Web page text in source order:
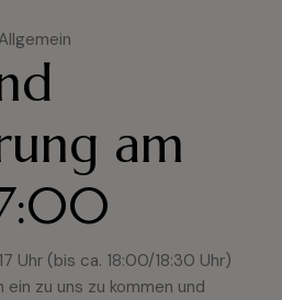
am
Uhr (bis ca. 18:00/18:30 Uhr)
zu uns zu kommen und